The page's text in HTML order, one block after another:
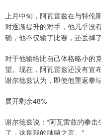
上月中旬，阿瓦雷兹在与特
对逐渐提升的对手，他几乎没
确，他不仅输了比赛，还丢掉
对于他输给比自己体格略小的
望。现在，阿瓦雷兹还没有宣
谢尔德兹认为，即使他重返拳
展开剩余48%
谢尔德兹说：“阿瓦雷兹的拳
了，这是我的肺腑之言。”